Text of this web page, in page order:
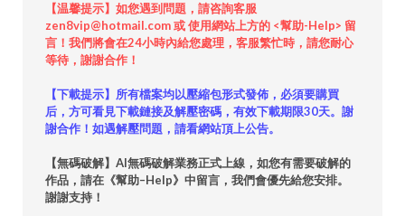
【温馨提示】如您遇到問題，請咨詢客服
zen8vip@hotmail.com 或 使用網站上方的 <幫助-Help> 留
言！我們將會在24小時內給您處理，客服繁忙時，請您耐心
等待，謝謝合作！
【下載提示】所有檔案均以壓縮包形式發佈，必須要購買
后，方可看見下載鏈接及解壓密碼，有效下載期限30天。謝
謝合作！如遇解壓問題，請看網站頂上公告。
【無碼破解】AI無碼破解業務正式上線，如您有需要破解的
作品，請在《幫助–Help》中留言，我們會優先給您安排。
謝謝支持！